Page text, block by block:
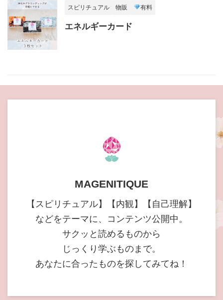
スピリチュアル 物販 有料
エネルギーカード
MAGENITIQUE
【スピリチュアル】【内観】【自己理解】
などをテーマに、コンテンツ公開中。
サクッと読めるものから
じっくり学ぶものまで。
あなたに合ったものを探してみてね！